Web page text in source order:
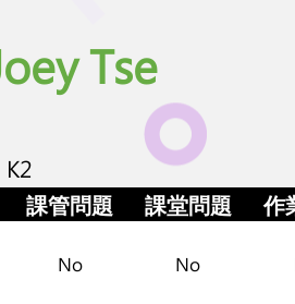
Tse
K2
課管問題 課堂問題 作
No No